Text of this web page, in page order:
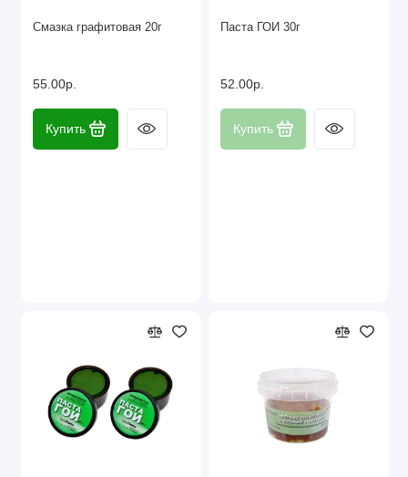
Смазка графитовая 20г
55.00р.
Купить
Паста ГОИ 30г
52.00р.
Купить